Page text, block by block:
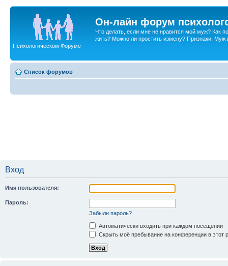
Он-лайн форум
Что делать, если мне не нравится мой муж? Как
жить? Можно ли простить измену? Признаки. Муж
Психологическом Форуме
Список форумов
Вход
Имя пользователя:
Пароль:
Забыли пароль?
Автоматически входить при каждом посещении
Скрыть моё пребывание на конференции в этот